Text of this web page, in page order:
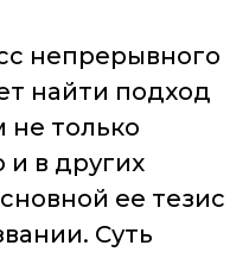
непрерывного
найти подход
только
и в других
ее тезис
Суть